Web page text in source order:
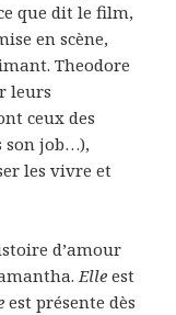
que dit le film,
en scène,
Theodore
leurs
ceux des
son job…),
les vivre et
d’amour
Elle est
est présente dès